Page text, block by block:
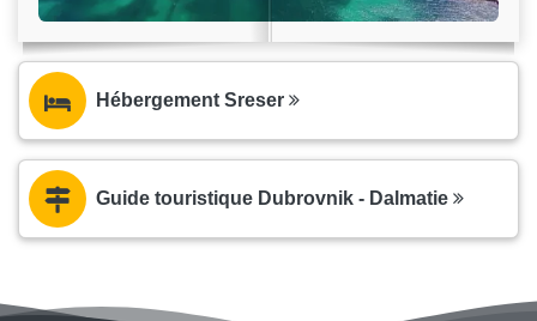
Hébergement Sreser
Guide touristique Dubrovnik - Dalmatie